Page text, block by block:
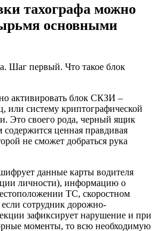
тахографа можно
основными
Шаг первый. Что такое блок
активировать блок СКЗИ –
или систему криптографической
Это своего рода, черный ящик
ценная правдивая
не сможет добраться рука
данные карты водителя
личности), информацию о
ТС, скоростном
сотрудник дорожно-
зафиксирует нарушение и при
моменты, то всю необходимую